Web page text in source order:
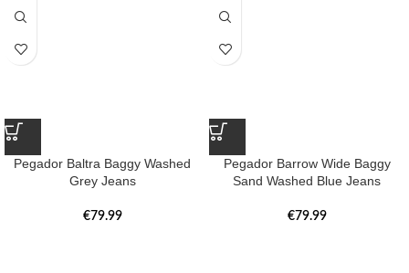
Pegador Baltra Baggy Washed
Grey Jeans
€79.99
Pegador Barrow Wide Baggy
Sand Washed Blue Jeans
€79.99